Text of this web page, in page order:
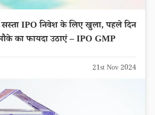
IPO निवेश के लिए खुला, पहले दिन
का फायदा उठाएं – IPO GMP
21st Nov 2024